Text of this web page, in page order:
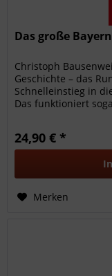
Das große
Christoph
Geschichte – das
Schnelleinstieg in
Das funktioniert
24,90 € *
Merken